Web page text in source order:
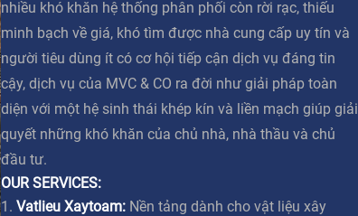
nhiều khó khăn hệ thống phân phối còn rời rạc, thiếu
minh bạch về giá, khó tìm được nhà cung cấp uy tín và
người tiêu dùng ít có cơ hội tiếp cận dịch vụ đáng tin
cậy, dịch vụ của MVC & CO ra đời như giải pháp toàn
diện với một hệ sinh thái khép kín và liền mạch giúp giải
quyết những khó khăn của chủ nhà, nhà thầu và chủ
đầu tư.
OUR SERVICES:
1. Vatlieu Xaytoam: Nền tảng dành cho vật liệu xây